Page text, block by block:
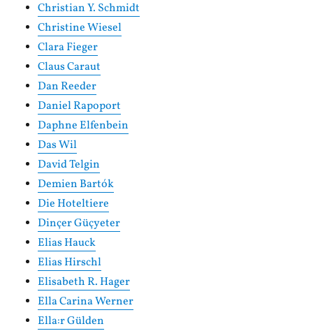
Christian Y. Schmidt
Christine Wiesel
Clara Fieger
Claus Caraut
Dan Reeder
Daniel Rapoport
Daphne Elfenbein
Das Wil
David Telgin
Demien Bartók
Die Hoteltiere
Dinçer Güçyeter
Elias Hauck
Elias Hirschl
Elisabeth R. Hager
Ella Carina Werner
Ella:r Gülden